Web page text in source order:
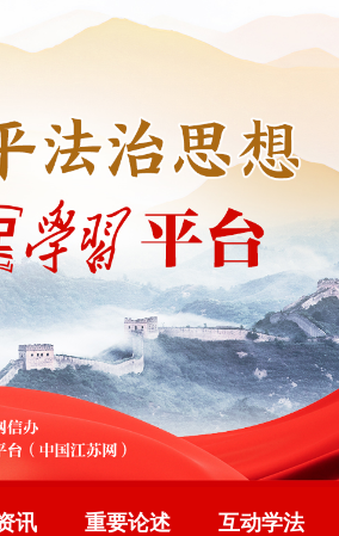
讯 重要论述
互动学法